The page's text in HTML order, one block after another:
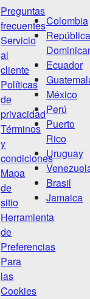
Preguntas
frecuentes
Servicio
al
cliente
Políticas
de
privacidad
Términos
y
condiciones
Mapa
de
sitio
Herramienta
de
Preferencias
Para
las
Cookies
Colombia
República
Ecuador
México
Perú
Puerto
Rico
Uruguay
Brasil
Jamaica